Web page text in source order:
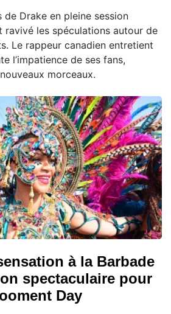
de Drake en pleine session
ravivé les spéculations autour de
Le rappeur canadien entretient
l’impatience de ses fans,
morceaux.
à la Barbade
spectaculaire pour
Day